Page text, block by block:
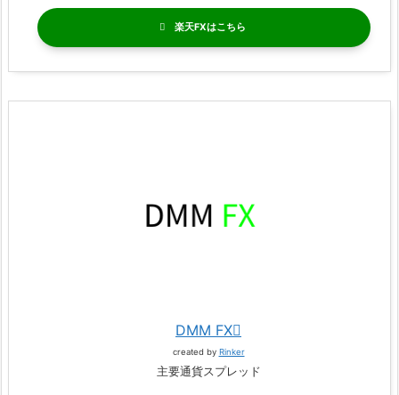
楽天FX
DMM FX
created by Rinker
主要通貨スプレッド